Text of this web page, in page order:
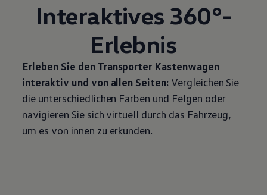
Interaktives 360°-
Erlebnis
Erleben Sie den Transporter Kastenwagen
interaktiv und von allen Seiten:Vergleichen Sie
die unterschiedlichen Farben und Felgen oder
navigieren Sie sich virtuell durch das Fahrzeug,
um es von innen zu erkunden.